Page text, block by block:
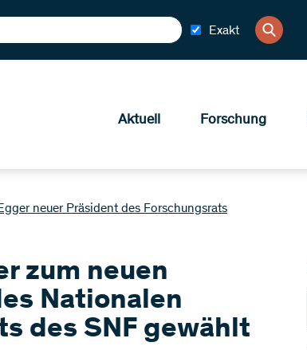
Exakt
Aktuell Forschung
neuer Präsident des Forschungsrats
zum neuen
Nationalen
des SNF gewählt